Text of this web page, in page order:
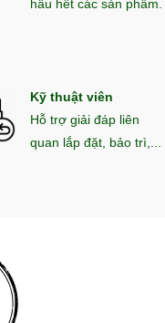
hầu hết các sản phẩm.
Kỹ thuật viên
Hỗ trợ giải đáp liên
quan lắp đặt, bảo trì,...